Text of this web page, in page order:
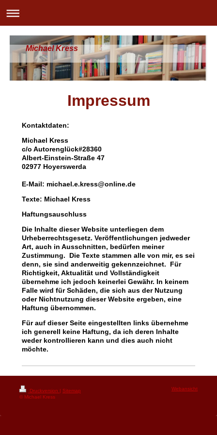
Michael Kress
Impressum
Kontaktdaten:
Michael Kress
c/o Autorenglück#28360
Albert-Einstein-Straße 47
02977 Hoyerswerda
E-Mail: michael.e.kress@online.de
Texte: Michael Kress
Haftungsauschluss
Die Inhalte dieser Website unterliegen dem
Urheberrechtsgesetz. Veröffentlichungen jedweder
Art, auch in Ausschnitten, bedürfen meiner
Zustimmung. Die Texte stammen alle von mir, es sei
denn, sie sind anderweitig gekennzeichnet. Für
Richtigkeit, Aktualität und Vollständigkeit
übernehme ich jedoch keinerlei Gewähr. In keinem
Falle wird für Schäden, die sich aus der Nutzung
oder Nichtnutzung dieser Website ergeben, eine
Haftung übernommen.
Für auf dieser Seite eingestellten links übernehme
ich generell keine Haftung, da ich deren Inhalte
weder kontrollieren kann und dies auch nicht
möchte.
Druckversion | Sitemap
© Michael Kress
Webansicht